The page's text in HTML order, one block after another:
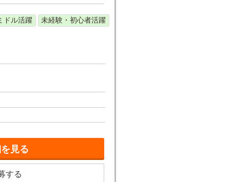
ドル活躍
未経験・初心者活躍
見る
する